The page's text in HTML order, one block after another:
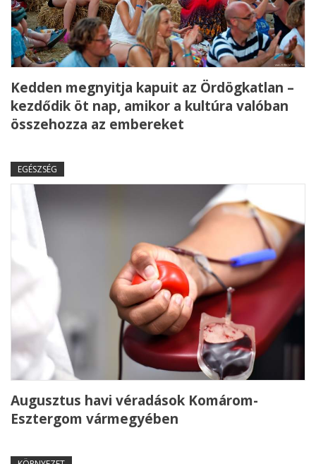
Kedden megnyitja kapuit az Ördögkatlan –
kezdődik öt nap, amikor a kultúra valóban
összehozza az embereket
EGÉSZSÉG
Augusztus havi véradások Komárom-
Esztergom vármegyében